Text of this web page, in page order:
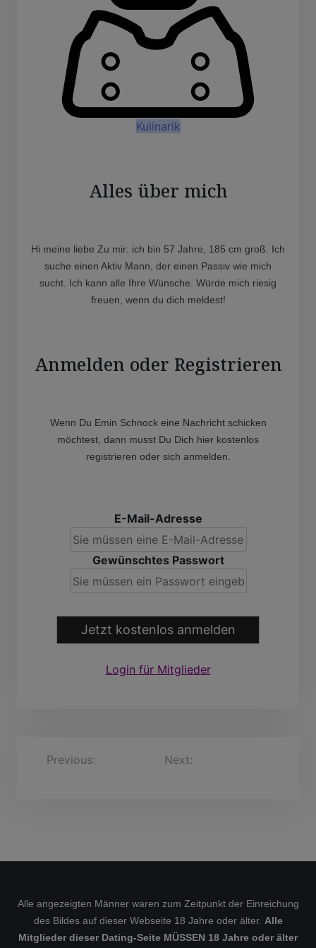
Kulinarik
Alles über mich
Hi meine liebe Zu mir: ich bin 57 Jahre, 185 cm groß. Ich
suche einen Aktiv Mann, der einen Passiv wie mich
sucht. Ich kann alle Ihre Wünsche. Würde mich riesig
freuen, wenn du dich meldest!
Anmelden oder Registrieren
Wenn Du Emin Schnock eine Nachricht schicken
möchtest, dann musst Du Dich hier kostenlos
registrieren oder sich anmelden.
E-Mail-Adresse
Gewünschtes Passwort
Jetzt kostenlos anmelden
Login für Mitglieder
a
s
n
Previous: Next:
Alle angezeigten Männer waren zum Zeitpunkt der Einreichung
des Bildes auf dieser Webseite 18 Jahre oder älter. Alle
Mitglieder dieser Dating-Seite MÜSSEN 18 Jahre oder älter